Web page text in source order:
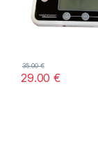
29.00€
35.00€